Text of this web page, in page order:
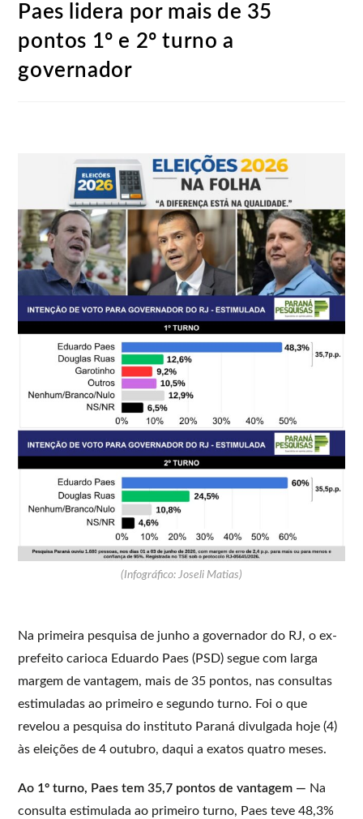
Paes lidera por mais de 35
pontos 1º e 2º turno a
governador
(Infográfico: Joseli Matias)
Na primeira pesquisa de junho a governador do RJ, o ex-
prefeito carioca Eduardo Paes (PSD) segue com larga
margem de vantagem, mais de 35 pontos, nas consultas
estimuladas ao primeiro e segundo turno. Foi o que
revelou a pesquisa do instituto Paraná divulgada hoje (4)
às eleições de 4 outubro, daqui a exatos quatro meses.
Ao 1º turno, Paes tem 35,7 pontos de vantagem — Na
consulta estimulada ao primeiro turno, Paes teve 48,3%